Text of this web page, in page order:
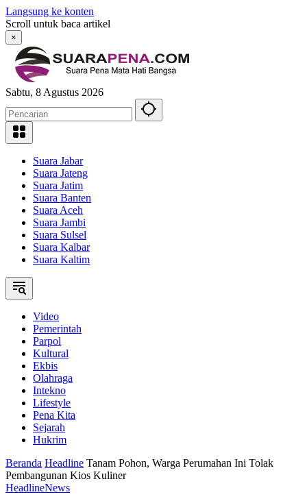
Langsung ke konten
Scroll untuk baca artikel
×
Sabtu, 8 Agustus 2026
Suara Jabar
Suara Jateng
Suara Jatim
Suara Banten
Suara Aceh
Suara Jambi
Suara Sulsel
Suara Kalbar
Suara Kaltim
Video
Pemerintah
Parpol
Kultural
Ekbis
Olahraga
Intekno
Lifestyle
Pena Kita
Sejarah
Hukrim
Beranda Headline Tanam Pohon, Warga Perumahan Ini Tolak
Pembangunan Kios Kuliner
HeadlineNews